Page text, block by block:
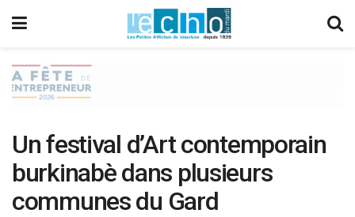
Un festival d’Art contemporain
burkinabè dans plusieurs
communes du Gard